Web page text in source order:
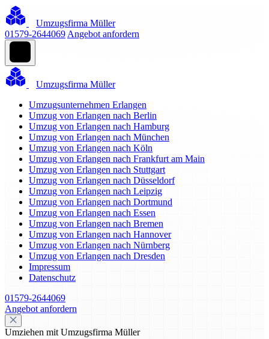
Umzugsfirma Müller
01579-2644069 Angebot anfordern
Umzugsfirma Müller
Umzugsunternehmen Erlangen
Umzug von Erlangen nach Berlin
Umzug von Erlangen nach Hamburg
Umzug von Erlangen nach München
Umzug von Erlangen nach Köln
Umzug von Erlangen nach Frankfurt am Main
Umzug von Erlangen nach Stuttgart
Umzug von Erlangen nach Düsseldorf
Umzug von Erlangen nach Leipzig
Umzug von Erlangen nach Dortmund
Umzug von Erlangen nach Essen
Umzug von Erlangen nach Bremen
Umzug von Erlangen nach Hannover
Umzug von Erlangen nach Nürnberg
Umzug von Erlangen nach Dresden
Impressum
Datenschutz
01579-2644069
Angebot anfordern
Umziehen mit Umzugsfirma Müller